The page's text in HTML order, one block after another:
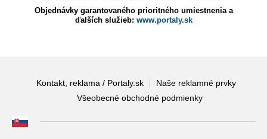
Objednávky garantovaného prioritného umiestnenia a
ďalších služieb: www.portaly.sk
Kontakt, reklama / Portaly.sk
Naše reklamné prvky
Všeobecné obchodné podmienky